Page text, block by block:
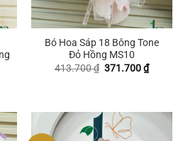
₫.
Bó Hoa Sáp 18 Bông Tone
Đỏ Hồng MS10
413.700₫ Giá
371.700₫Giá
hiện